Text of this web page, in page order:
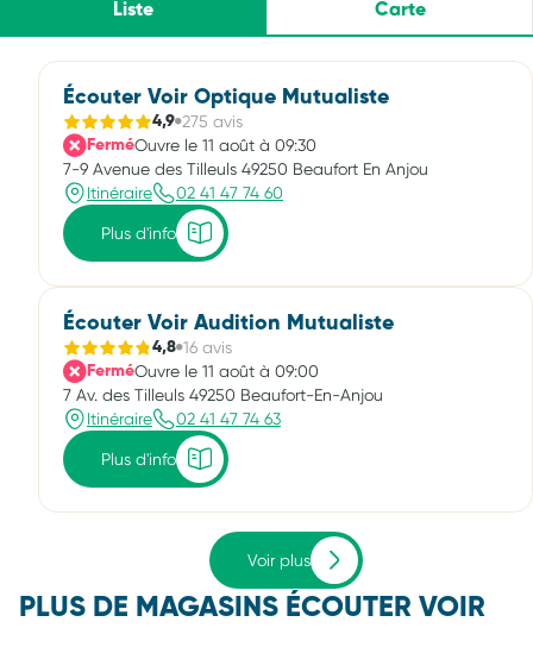
Liste Carte
Écouter Voir Optique Mutualiste
4,9 275 avis
FerméOuvre le 11 août à 09:30
7-9 Avenue des Tilleuls 49250 Beaufort En Anjou
Itinéraire
02 41 47 74 60
Plus d'info
Écouter Voir Audition Mutualiste
4,8 16 avis
FerméOuvre le 11 août à 09:00
7 Av. des Tilleuls 49250 Beaufort-En-Anjou
Itinéraire
02 41 47 74 63
Plus d'info
Voir plus
PLUS DE MAGASINS ÉCOUTER VOIR